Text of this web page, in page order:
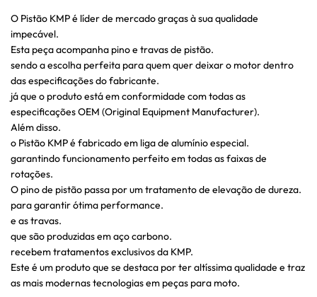
O Pistão KMP é líder de mercado graças à sua qualidade
impecável.
Esta peça acompanha pino e travas de pistão.
sendo a escolha perfeita para quem quer deixar o motor dentro
das especificações do fabricante.
já que o produto está em conformidade com todas as
especificações OEM (Original Equipment Manufacturer).
Além disso.
o Pistão KMP é fabricado em liga de alumínio especial.
garantindo funcionamento perfeito em todas as faixas de
rotações.
O pino de pistão passa por um tratamento de elevação de dureza.
para garantir ótima performance.
e as travas.
que são produzidas em aço carbono.
recebem tratamentos exclusivos da KMP.
Este é um produto que se destaca por ter altíssima qualidade e traz
as mais modernas tecnologias em peças para moto.